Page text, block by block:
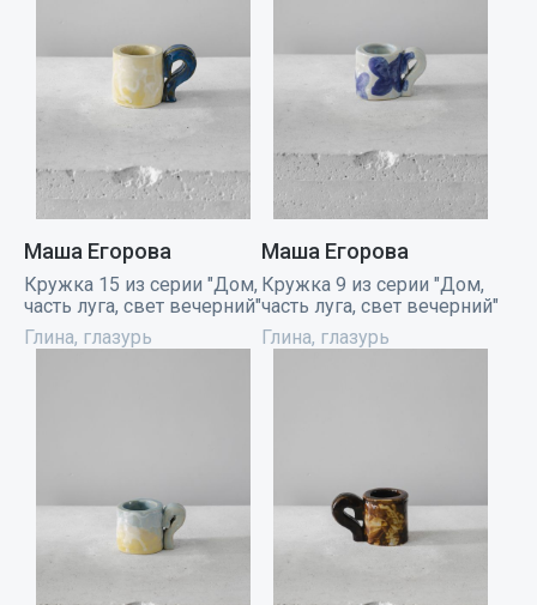
Маша Егорова
Кружка 15 из серии "Дом,
часть луга, свет вечерний"
Глина, глазурь
Маша Егорова
Кружка 9 из серии "Дом,
часть луга, свет вечерний"
Глина, глазурь